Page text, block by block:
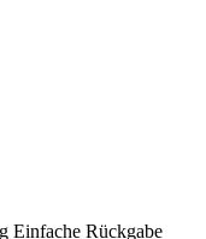
Einfache Rückgabe